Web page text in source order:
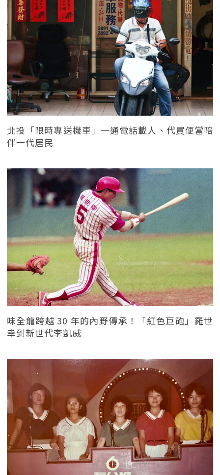
北投「限時專送機車」一通電話載人、代買便當陪
伴一代居民
味全龍跨越 30 年的內野傳承！「紅色巨砲」羅世
幸到新世代李凱威